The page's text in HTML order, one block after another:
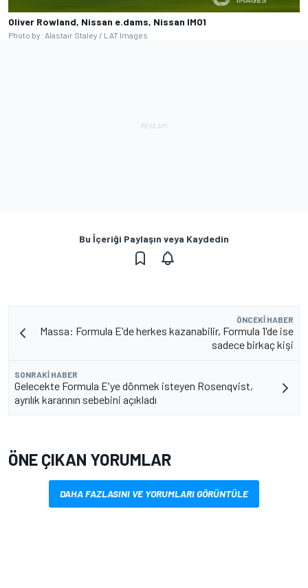
Oliver Rowland, Nissan e.dams, Nissan IMO1
Photo by: Alastair Staley / LAT Images
Bu İçeriği Paylaşın veya Kaydedin
ÖNCEKI HABER
Massa: Formula E'de herkes kazanabilir, Formula 1'de ise
sadece birkaç kişi
SONRAKI HABER
Gelecekte Formula E'ye dönmek isteyen Rosenqvist,
ayrılık kararının sebebini açıkladı
ÖNE ÇIKAN YORUMLAR
DAHA FAZLASINI VE YORUMLARI GÖRÜNTÜLE